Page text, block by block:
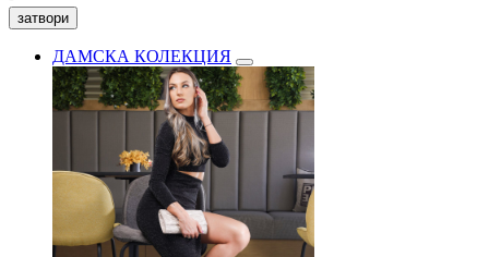
затвори
ДАМСКА КОЛЕКЦИЯ